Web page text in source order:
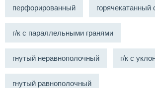
перфорированный
г/к с параллельными гранями
гнутый неравнополочный г/к с
гнутый равнополочный